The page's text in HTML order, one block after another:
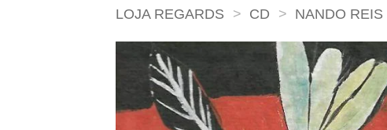
LOJA REGARDS > CD > NANDO REIS